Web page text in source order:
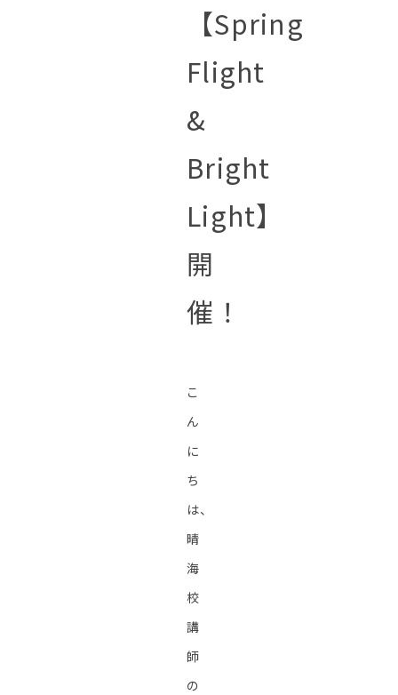
【Spring
Flight
&
Bright
Light】
開
催！
こ
ん
に
ち
は、
晴
海
校
講
師
の